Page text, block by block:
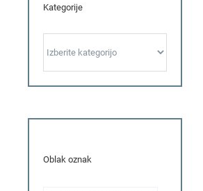
Kategorije
Oblak oznak